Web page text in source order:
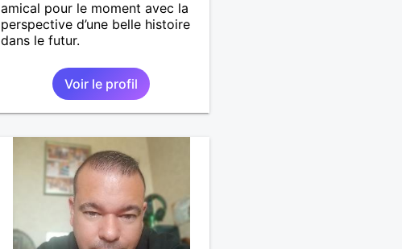
amical pour le moment avec la
perspective d’une belle histoire
dans le futur.
Voir le profil